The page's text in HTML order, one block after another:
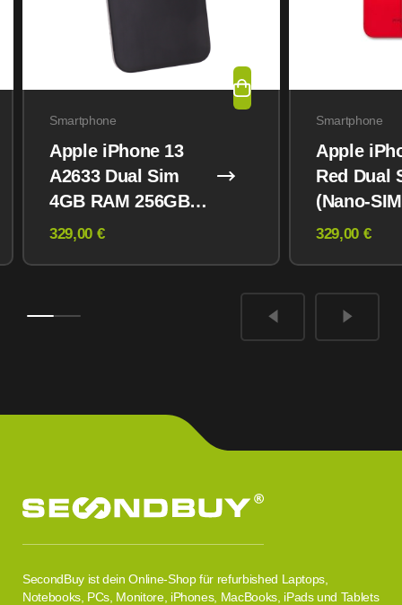
Smartphone
Apple iPhone 13
A2633 Dual Sim
4GB RAM 256GB
Midnight
329,00 €
Smartphone
Apple
Red Dual
(Nano-
eSIM)
329,00 €
SecondBuy ist dein Online-Shop für refurbished Laptops,
Notebooks, PCs, Monitore, iPhones, MacBooks, iPads und Tablets